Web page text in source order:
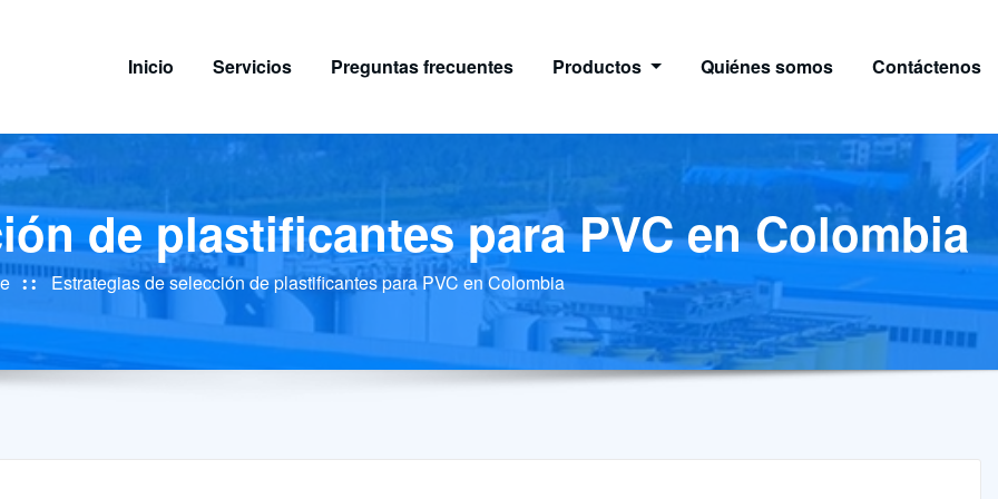
Inicio Servicios Preguntas frecuentes Productos Quiénes somos Contáctenos
de plastificantes para PVC en Colombia
Estrategias de selección de plastificantes para PVC en Colombia